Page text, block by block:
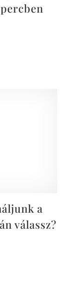
a
válassz?